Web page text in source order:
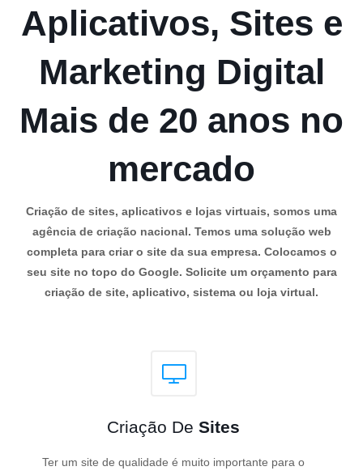
Aplicativos, Sites e
Marketing Digital
Mais de 20 anos no
mercado
Criação de sites, aplicativos e lojas virtuais, somos uma
agência de criação nacional. Temos uma solução web
completa para criar o site da sua empresa. Colocamos o
seu site no topo do Google. Solicite um orçamento para
criação de site, aplicativo, sistema ou loja virtual.
Criação De Sites
Ter um site de qualidade é muito importante para o